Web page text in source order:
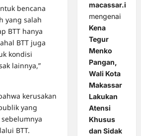
bencana
yang salah
BTT hanya
BTT juga
kondisi
lainnya,”
kerusakan
yang
BTT.
macassar.id
mengenai
Kena
Tegur
Menko
Pangan,
Wali Kota
Makassar
Lakukan
Atensi
Khusus
dan Sidak